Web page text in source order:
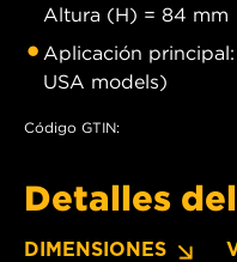
Altura (H) = 84 mm
Aplicación
USA models)
Código GTIN:
Detalles
DIMENSIONES